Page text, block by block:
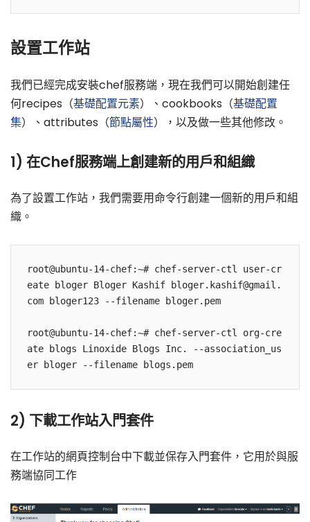
設置工作站
我們已經完成安裝chef服務端，現在我們可以開始創建任
何recipes（基礎配置元素）、cookbooks（基礎配置
集）、attributes（節點屬性），以及做一些其他修改。
1) 在Chef服務端上創建新的用戶和組織
為了設置工作站，我們需要用命令行創建一個新的用戶和組
織。
root@ubuntu-14-chef:~# chef-server-ctl user-cr
eate bloger Bloger Kashif bloger.kashif@gmail.
com bloger123 --filename bloger.pem
root@ubuntu-14-chef:~# chef-server-ctl org-cre
ate blogs Linoxide Blogs Inc. --association_us
2) 下載工作站入門套件
在工作站的網頁控制台中下載並保存入門套件，它用於與服
務端協同工作